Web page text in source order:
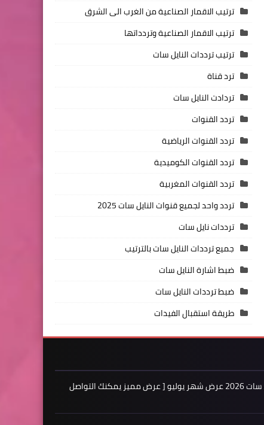
ترتيب الاقمار الصناعية من الغرب الى الشرق
ترتيب الاقمار الصناعية وتردداتها
ترتيب ترددات النايل سات
ترد قناة
تردادت النايل سات
تردد القنوات
تردد القنوات الرياضية
تردد القنوات الكوميدية
تردد القنوات المغربية
تردد واحد لجميع قنوات النايل سات 2025
ترددات نايل سات
جميع ترددات النايل سات بالترتيب
ضبط اشارة النايل سات
ضبط ترددات النايل سات
طريقة استقبال الفيدات
اعلن لدينا فى مدونة ترددات النايل سات 2026 عرض شهر يوليو [ عرض مميز يمكنك التواصل